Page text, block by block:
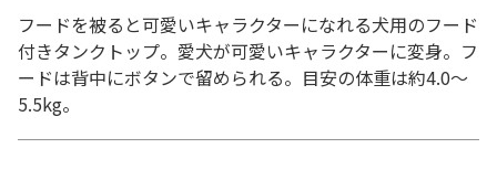
フードを被ると可愛いキャラクターになれる犬用のフード
付きタンクトップ。愛犬が可愛いキャラクターに変身。フ
ードは背中にボタンで留められる。目安の体重は約4.0～
5.5kg。